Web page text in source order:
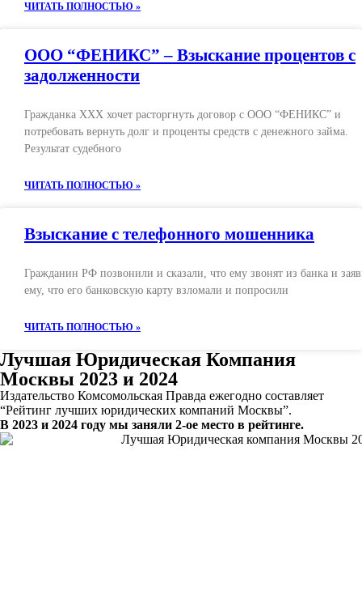
ЧИТАТЬ ПОЛНОСТЬЮ »
ООО “ФЕНИКС” – Взыскание процентов с
задолженности
Гражданка ХХХ хочет расторгнуть договор с ООО “ФЕНИКС” и
потребовать вернуть долг и проценты средств с денежного займа.
Результат судебного
ЧИТАТЬ ПОЛНОСТЬЮ »
Взыскание с телефонного мошенника
Гражданин РФ позвонили и сказали, что ему звонят из банка и
ему, что его банковскую карту взломали и попросили
ЧИТАТЬ ПОЛНОСТЬЮ »
Лучшая Юридическая Компания
Москвы 2023 и 2024
Издательство Комсомольская Правда ежегодно составляет
“Рейтинг лучших юридических компаний Москвы”.
В 2023 и 2024 году мы заняли 2-ое место в рейтинге.